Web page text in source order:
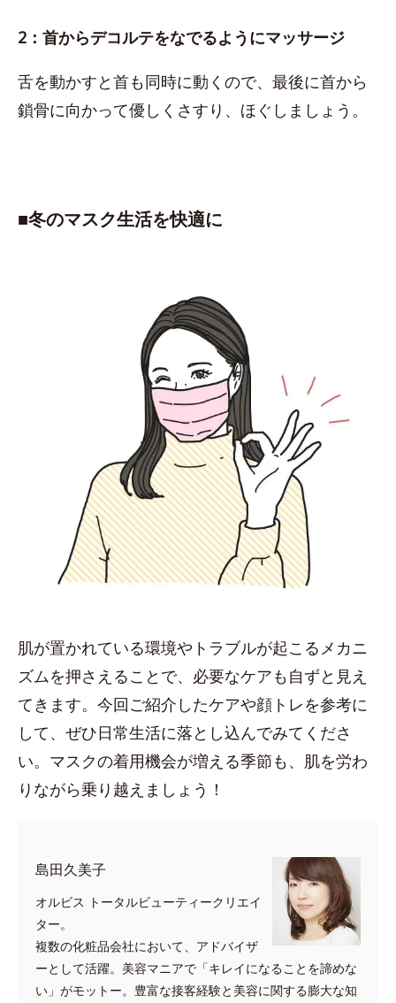
2：首からデコルテをなでるようにマッサージ
舌を動かすと首も同時に動くので、最後に首から
鎖骨に向かって優しくさすり、ほぐしましょう。
■​冬のマスク生活を快適に
肌が置かれている環境やトラブルが起こるメカニ
ズムを押さえることで、必要なケアも自ずと見え
てきます。今回ご紹介したケアや顔トレを参考に
して、ぜひ日常生活に落とし込んでみてくださ
い。マスクの着用機会が増える季節も、肌を労わ
りながら乗り越えましょう！
​島田久美子
オルビス トータルビューティークリエイ
ター。
複数の化粧品会社において、アドバイザ
ーとして活躍。美容マニアで「キレイになることを諦めな
い」がモットー。豊富な接客経験と美容に関する膨大な知